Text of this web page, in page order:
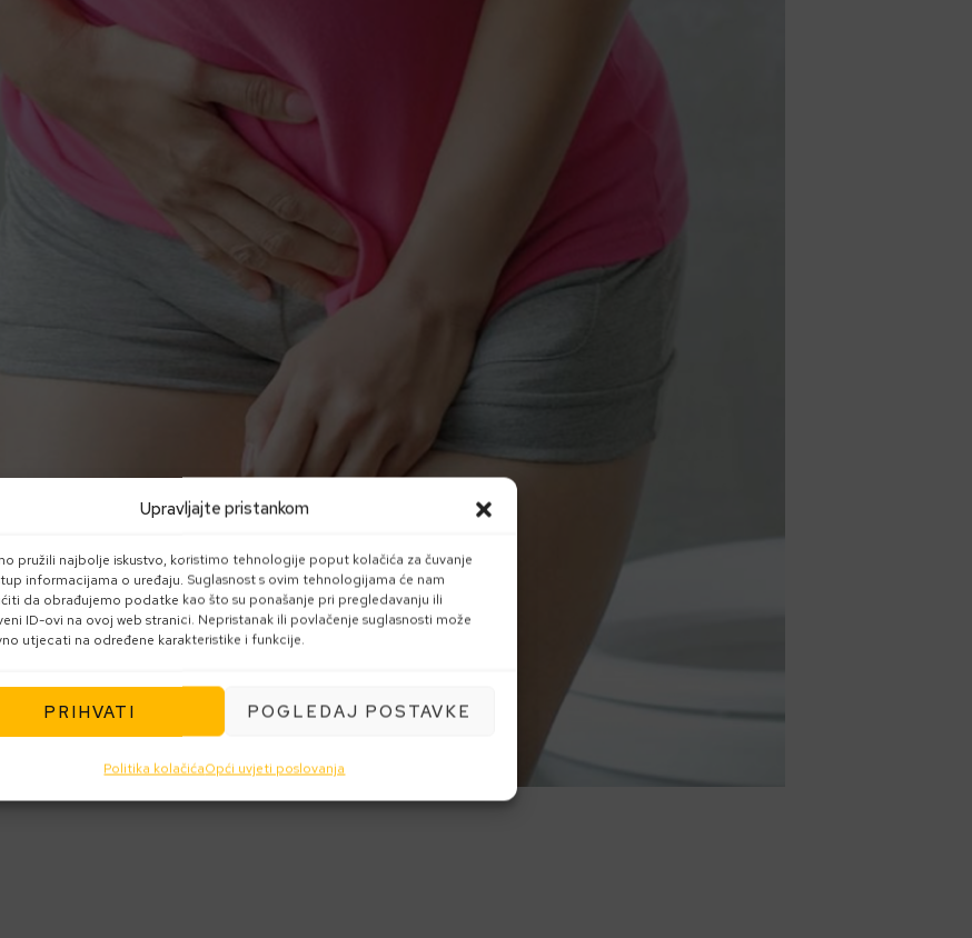
Upravljajte pristankom
pružili najbolje iskustvo, koristimo tehnologije poput kolačića za čuvanje
informacijama o uređaju. Suglasnost s ovim tehnologijama će nam
da obrađujemo podatke kao što su ponašanje pri pregledavanju ili
ID-ovi na ovoj web stranici. Nepristanak ili povlačenje suglasnosti može
utjecati na određene karakteristike i funkcije.
PRIHVATI POGLEDAJ POSTAVKE
Politika kolačićaOpći uvjeti poslovanja